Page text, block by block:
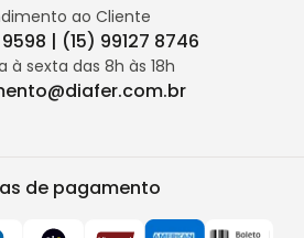
ao Cliente
| (15) 99127 8746
à sexta das 8h às 18h
de pagamento